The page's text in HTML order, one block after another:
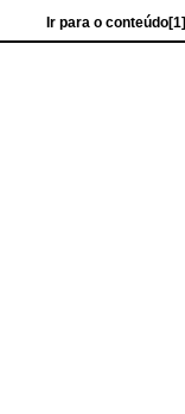
Ir para o conteúdo[1]